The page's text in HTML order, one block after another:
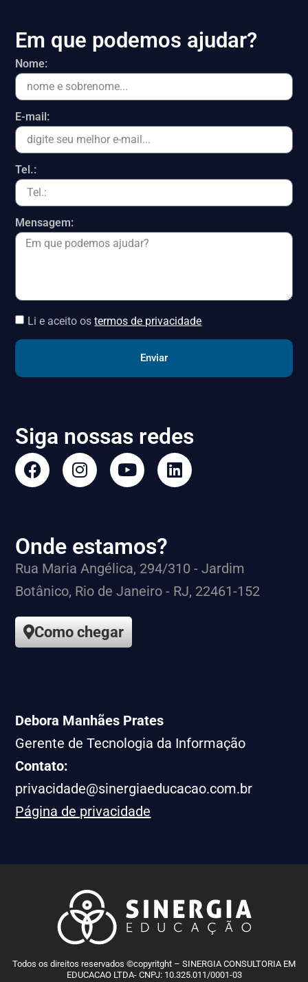
Em que podemos ajudar?
Nome:
E-mail:
Tel.:
Mensagem:
Li e aceito ostermos de privacidade
Enviar
Siga nossas redes
Onde estamos?
Rua Maria Angélica, 294/310 - Jardim
Botânico, Rio de Janeiro - RJ, 22461-152
Como chegar
Debora Manhães Prates
Gerente de Tecnologia da Informação
Contato:
privacidade@sinergiaeducacao.com.br
Página de privacidade
Todos os direitos reservados ©copyritght – SINERGIA CONSULTORIA EM
EDUCACAO LTDA- CNPJ: 10.325.011/0001-03